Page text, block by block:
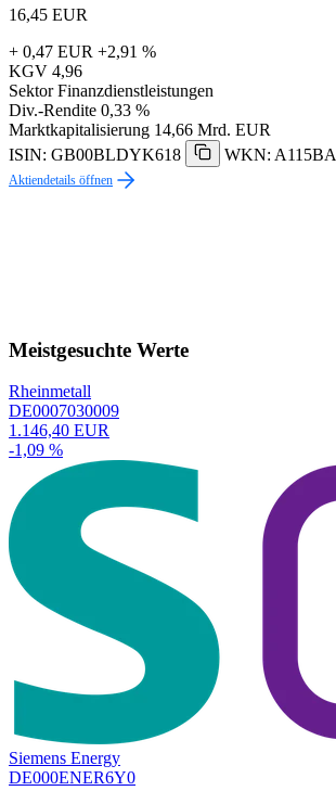
16,45 EUR
+ 0,47 EUR +2,91 %
KGV 4,96
Sektor Finanzdienstleistungen
Div.-Rendite 0,33 %
Marktkapitalisierung 14,66 Mrd. EUR
ISIN: GB00BLDYK618
WKN: A115BA
Aktiendetails öffnen
Meistgesuchte Werte
Rheinmetall
DE0007030009
1.146,40 EUR
-1,09 %
Siemens Energy
DE000ENER6Y0